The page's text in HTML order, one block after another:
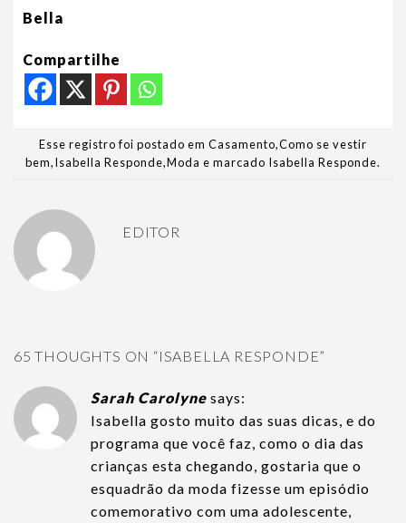
Bella
Compartilhe
Esse registro foi postado em Casamento,Como se vestir
bem,Isabella Responde,Moda e marcado Isabella Responde.
EDITOR
65 THOUGHTS ON “ISABELLA RESPONDE”
Sarah Carolyne says:
Isabella gosto muito das suas dicas, e do
programa que você faz, como o dia das
crianças esta chegando, gostaria que o
esquadrão da moda fizesse um episódio
comemorativo com uma adolescente,